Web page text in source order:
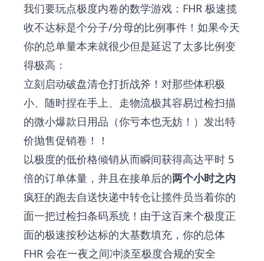
我们要玩点极度内卷的数学游戏：FHR 极速揽
收不达标是个分子/分母的比例事件！如果今天
你的总单量本来就很少但是延迟了太多比例变
得极高：
立刻启动破盘清仓打折战斧！对那些体积极
小、随时捏在手上、走物流极其容易过检扫描
的微小爆款日用品（你亏本也无妨！）发出特
价抛售促销卷！！
以极度的低价格倾销从而瞬间获得高达平时 5
倍的订单体量，并且在接单后的两个小时之内
疯狂的跑去自送快递中转仓让揽件员当着你的
面一把过检扫条码系统！由于这百来个极度正
面的极速按秒达标的大基数填充，你的总体
FHR 会在一夜之间冲淡至极度合规的安全